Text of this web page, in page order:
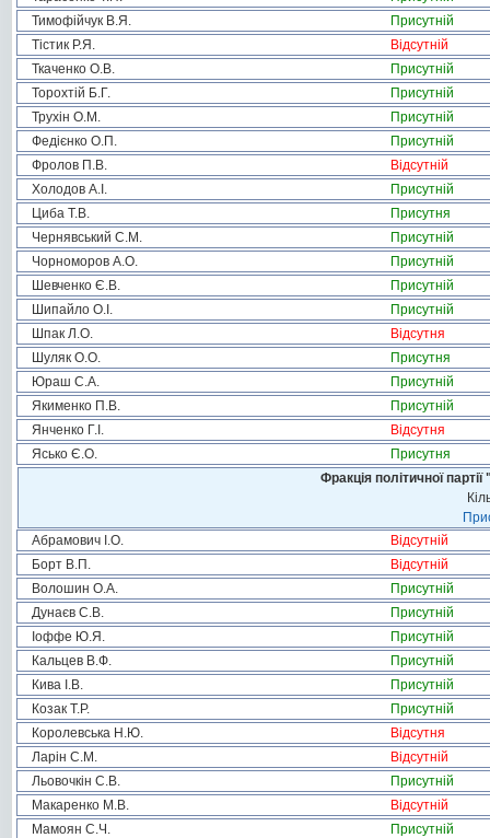
Тимофійчук В.Я.
Присутній
Тістик Р.Я.
Відсутній
Ткаченко О.В.
Присутній
Торохтій Б.Г.
Присутній
Трухін О.М.
Присутній
Федієнко О.П.
Присутній
Фролов П.В.
Відсутній
Холодов А.І.
Присутній
Циба Т.В.
Присутня
Чернявський С.М.
Присутній
Чорноморов А.О.
Присутній
Шевченко Є.В.
Присутній
Шипайло О.І.
Присутній
Шпак Л.О.
Відсутня
Шуляк О.О.
Присутня
Юраш С.А.
Присутній
Якименко П.В.
Присутній
Янченко Г.І.
Відсутня
Ясько Є.О.
Присутня
Фракція політичної
Абрамович І.О.
Відсутній
Борт В.П.
Відсутній
Волошин О.А.
Присутній
Дунаєв С.В.
Присутній
Іоффе Ю.Я.
Присутній
Кальцев В.Ф.
Присутній
Кива І.В.
Присутній
Козак Т.Р.
Присутній
Королевська Н.Ю.
Відсутня
Ларін С.М.
Відсутній
Льовочкін С.В.
Присутній
Макаренко М.В.
Відсутній
Мамоян С.Ч.
Присутній